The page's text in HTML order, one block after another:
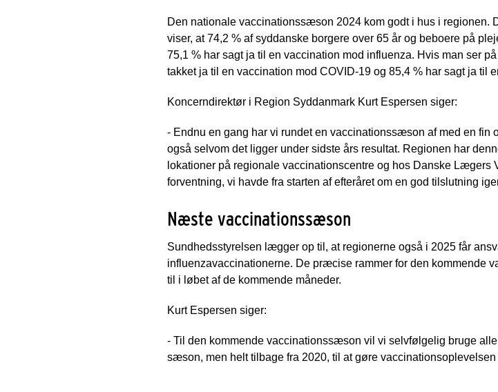
Den nationale vaccinationssæson 2024 kom godt i hus i
viser, at 74,2 % af syddanske borgere over 65 år og beboere på
75,1 % har sagt ja til en vaccination mod influenza. Hvis man ser
takket ja til en vaccination mod COVID-19 og 85,4 % har sagt ja til
Koncerndirektør i Region Syddanmark Kurt Espersen siger:
- Endnu en gang har vi rundet en vaccinationssæson af med en fin
også selvom det ligger under sidste års resultat. Regionen har
lokationer på regionale vaccinationscentre og hos Danske Lægers
forventning, vi havde fra starten af efteråret om en god tilslutning
Næste vaccinationssæson
Sundhedsstyrelsen lægger op til, at regionerne også i 2025 får
influenzavaccinationerne. De præcise rammer for den kommende
til i løbet af de kommende måneder.
Kurt Espersen siger:
- Til den kommende vaccinationssæson vil vi selvfølgelig bruge
sæson, men helt tilbage fra 2020, til at gøre